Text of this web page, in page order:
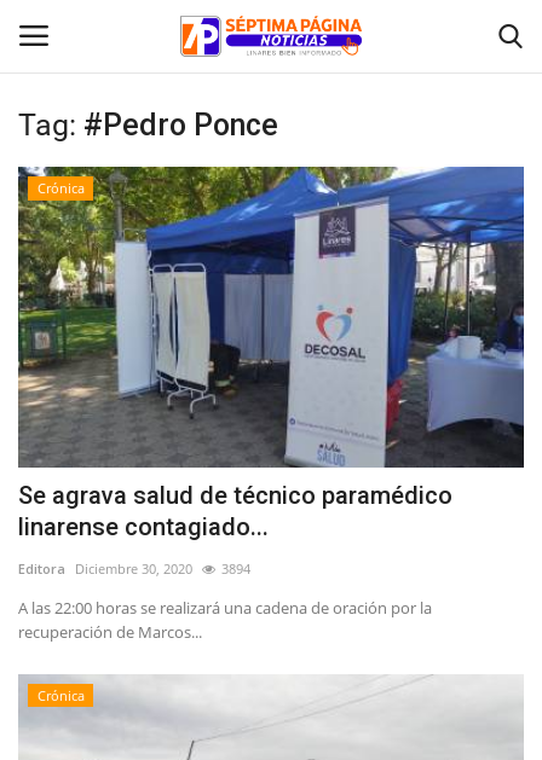
Inicio
Crónica
Policial
Tribunales
Deporte
Política
Espectáculos
Tag: #Pedro Ponce
Crónica
Se agrava salud de técnico paramédico
linarense contagiado...
Editora Diciembre 30, 2020 3894
A las 22:00 horas se realizará una cadena de oración por la
recuperación de Marcos...
Crónica